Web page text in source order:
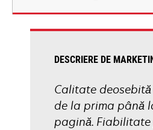
DESCRIERE DE
Calitate
de la prima până
pagină. Fiabilitate